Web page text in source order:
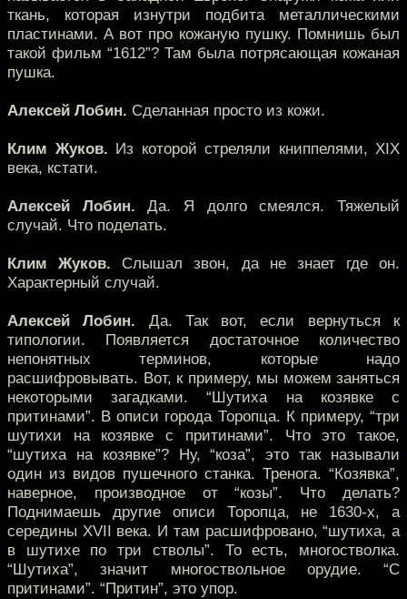
ткань, которая изнутри подбита металлическими
пластинами. А вот про кожаную пушку. Помнишь был
такой фильм “1612”? Там была потрясающая кожаная
пушка.
Алексей Лобин. Сделанная просто из кожи.
Клим Жуков. Из которой стреляли книппелями, XIX
века, кстати.
Алексей Лобин. Да. Я долго смеялся. Тяжелый
случай. Что поделать.
Клим Жуков. Слышал звон, да не знает где он.
Характерный случай.
Алексей Лобин. Да. Так вот, если вернуться к
типологии. Появляется достаточное количество
непонятных терминов, которые надо
расшифровывать. Вот, к примеру, мы можем заняться
некоторыми загадками. “Шутиха на козявке с
притинами”. В описи города Торопца. К примеру, “три
шутихи на козявке с притинами”. Что это такое,
“шутиха на козявке”? Ну, “коза”, это так называли
один из видов пушечного станка. Тренога. “Козявка”,
наверное, производное от “козы”. Что делать?
Поднимаешь другие описи Торопца, не 1630-х, а
середины XVII века. И там расшифровано, “шутиха, а
в шутихе по три стволы”. То есть, многостволка.
“Шутиха”, значит многоствольное орудие. “С
притинами”. “Притин”, это упор.